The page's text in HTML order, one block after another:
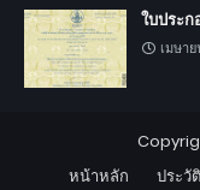
ใบประ
เมษา
หน้าหลัก
ประวั